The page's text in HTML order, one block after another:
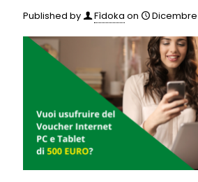
Published by Fìdoka on Dicembre